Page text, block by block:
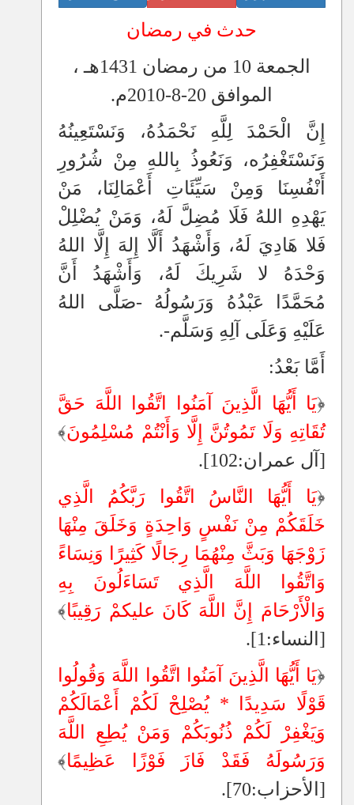
» الدرس الأول : «رَمَضاَنُ شَهْرُ مَكَارِمِ الْأَخْلَاقِ»
بِنَاءُ الْوَعْيِ لِمُوَاجَهَةِ الْإِشَاعَاتِ
حِكْمَةُ اللهِ فِي اسْتِخْلَافِهِ الْإِنْسَانَ فِي الْأَرْضِ
» ثَمَرَاتُ الْإِيجَابِيَّةِ
» حُسْنُ الْخُلُقِ مَنْهَجٌ عَمَلِيٌّ فِي حَيَاةِ النَّبِيِّ ﷺ
» اتَّقُوا اللهَ فِي صَخْرَتَيِ الْإسْلَامِ -مِصْرَ وَبِلَادِ الْحَرَمَيْنِ-
حدث في رمضان
الجمعة 10 من رمضان 1431هـ ،
الموافق 20-8-2010م.
إِنَّ الْحَمْدَ لِلَّهِ نَحْمَدُهُ، وَنَسْتَعِينُهُ
وَنَسْتَغْفِرُه، وَنَعُوذُ بِاللهِ مِنْ شُرُورِ
أَنْفُسِنَا وَمِنْ سَيِّئَاتِ أَعْمَالِنَا، مَنْ
يَهْدِهِ اللهُ فَلَا مُضِلَّ لَهُ، وَمَنْ يُضْلِلْ
فَلا هَادِيَ لَهُ، وَأَشْهَدُ أَلَّا إِلهَ إِلَّا اللهُ
وَحْدَهُ لا شَرِيكَ لَهُ، وَأَشْهَدُ أَنَّ
مُحَمَّدًا عَبْدُهُ وَرَسُولُهُ -صَلَّى اللهُ
عَلَيْهِ وَعَلَى آلِهِ وَسَلَّم-.
أَمَّا بَعْدُ:
﴿يَا أَيُّهَا الَّذِينَ آمَنُوا اتَّقُوا اللَّهَ حَقَّ
تُقَاتِهِ وَلَا تَمُوتُنَّ إِلَّا وَأَنْتُمْ مُسْلِمُونَ﴾
[آل عمران:102].
﴿يَا أَيُّهَا النَّاسُ اتَّقُوا رَبَّكُمُ الَّذِي
خَلَقَكُمْ مِنْ نَفْسٍ وَاحِدَةٍ وَخَلَقَ مِنْهَا
زَوْجَهَا وَبَثَّ مِنْهُمَا رِجَالًا كَثِيرًا وَنِسَاءً
وَاتَّقُوا اللَّهَ الَّذِي تَسَاءَلُونَ بِهِ
وَالْأَرْحَامَ إِنَّ اللَّهَ كَانَ عليكمْ رَقِيبًا﴾
[النساء:1].
﴿يَا أَيُّهَا الَّذِينَ آمَنُوا اتَّقُوا اللَّهَ وَقُولُوا
قَوْلًا سَدِيدًا * يُصْلِحْ لَكُمْ أَعْمَالَكُمْ
وَيَغْفِرْ لَكُمْ ذُنُوبَكُمْ وَمَنْ يُطِعِ اللَّهَ
وَرَسُولَهُ فَقَدْ فَازَ فَوْزًا عَظِيمًا﴾
[الأحزاب:70].